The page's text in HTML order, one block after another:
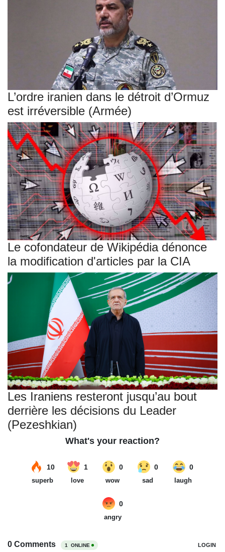
L’ordre iranien dans le détroit d’Ormuz
est irréversible (Armée)
Le cofondateur de Wikipédia dénonce
la modification d'articles par la CIA
Les Iraniens resteront jusqu’au bout
derrière les décisions du Leader
(Pezeshkian)